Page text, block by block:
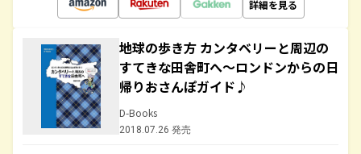
詳細を見る
地球の歩き方 カンタベリーと周辺の
すてきな田舎町へ～ロンドンからの日
帰りおさんぽガイド♪
D-Books
2018.07.26 発売